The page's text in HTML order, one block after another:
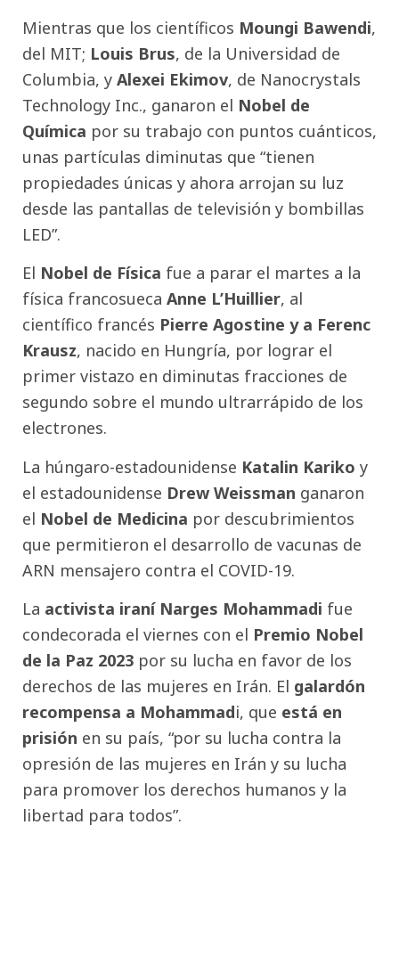
Mientras que los científicos Moungi Bawendi,
del MIT; Louis Brus, de la Universidad de
Columbia, y Alexei Ekimov, de Nanocrystals
Technology Inc., ganaron el Nobel de
Química por su trabajo con puntos cuánticos,
unas partículas diminutas que “tienen
propiedades únicas y ahora arrojan su luz
desde las pantallas de televisión y bombillas
LED”.
El Nobel de Física fue a parar el martes a la
física francosueca Anne L’Huillier, al
científico francés Pierre Agostine y a Ferenc
Krausz, nacido en Hungría, por lograr el
primer vistazo en diminutas fracciones de
segundo sobre el mundo ultrarrápido de los
electrones.
La húngaro-estadounidense Katalin Kariko y
el estadounidense Drew Weissman ganaron
el Nobel de Medicina por descubrimientos
que permitieron el desarrollo de vacunas de
ARN mensajero contra el COVID-19.
La activista iraní Narges Mohammadi fue
condecorada el viernes con el Premio Nobel
de la Paz 2023 por su lucha en favor de los
derechos de las mujeres en Irán. El galardón
recompensa a Mohammadi, que está en
prisión en su país, “por su lucha contra la
opresión de las mujeres en Irán y su lucha
para promover los derechos humanos y la
libertad para todos”.